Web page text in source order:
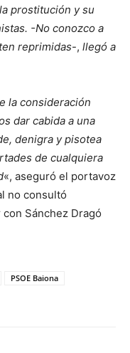
prostitución y su
-No conozco a
reprimidas-, llegó a
la consideración
dar cabida a una
denigra y pisotea
de cualquiera
«, aseguró el portavoz
no consultó
Sánchez Dragó
PSOE Baiona